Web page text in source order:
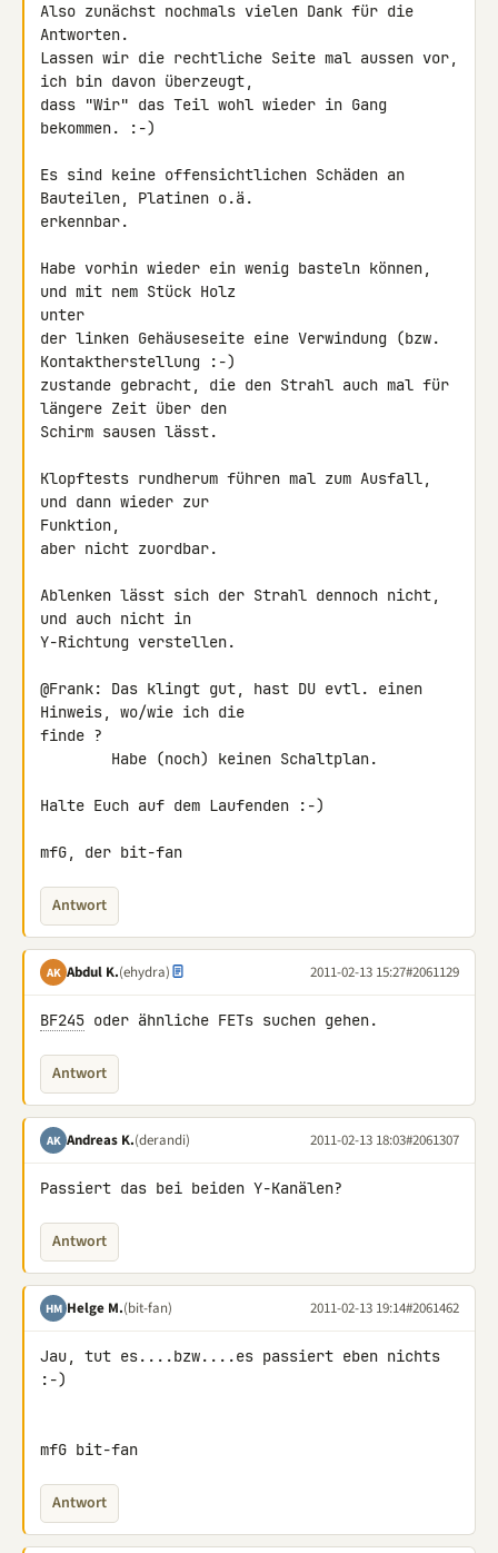
Also zunächst nochmals vielen Dank für die
Antworten.
Lassen wir die rechtliche Seite mal aussen vor,
ich bin davon überzeugt,
dass "Wir" das Teil wohl wieder in Gang
bekommen. :-)
Es sind keine offensichtlichen Schäden an
Bauteilen, Platinen o.ä.
erkennbar.
Habe vorhin wieder ein wenig basteln können,
und mit nem Stück Holz
unter
der linken Gehäuseseite eine Verwindung (bzw.
Kontaktherstellung :-)
zustande gebracht, die den Strahl auch mal für
längere Zeit über den
Schirm sausen lässt.
Klopftests rundherum führen mal zum Ausfall,
und dann wieder zur
Funktion,
aber nicht zuordbar.
Ablenken lässt sich der Strahl dennoch nicht,
und auch nicht in
Y-Richtung verstellen.
@Frank: Das klingt gut, hast DU evtl. einen
Hinweis, wo/wie ich die
finde ?
Halte Euch auf dem Laufenden :-)
mfG, der bit-fan
Antwort
AK Abdul K.(ehydra) 2011-02-13 15:27#2061129
BF245 oder ähnliche FETs suchen gehen.
Antwort
AK Andreas K.(derandi) 2011-02-13 18:03#2061307
Passiert das bei beiden Y-Kanälen?
Antwort
HM Helge M.(bit-fan) 2011-02-13 19:14#2061462
Jau, tut es....bzw....es passiert eben nichts
:-)
mfG bit-fan
Antwort